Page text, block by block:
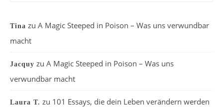
Tina zu A Magic Steeped in Poison – Was uns verwundbar
macht
Jacquy zu A Magic Steeped in Poison – Was uns
verwundbar macht
Laura T. zu 101 Essays, die dein Leben verändern werden